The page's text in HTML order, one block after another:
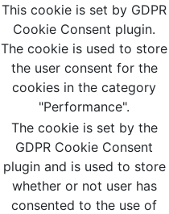
This cookie is set by GDPR
Cookie Consent plugin.
The cookie is used to store
the user consent for the
cookies in the category
"Performance".
The cookie is set by the
GDPR Cookie Consent
plugin and is used to store
whether or not user has
consented to the use of